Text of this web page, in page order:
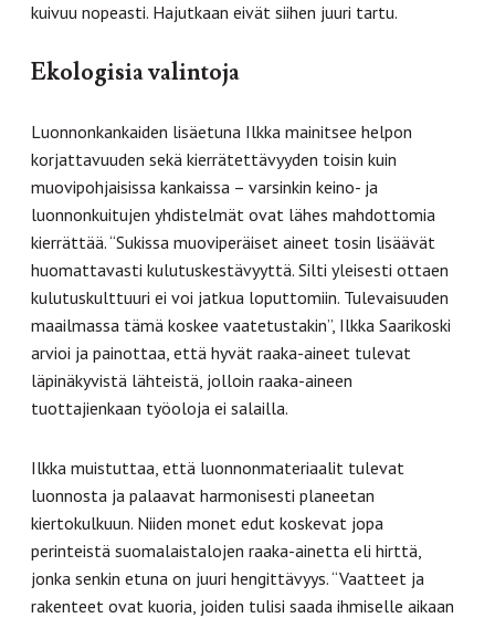
kuivuu nopeasti. Hajutkaan eivät siihen juuri tartu.
Ekologisia valintoja
Luonnonkankaiden lisäetuna Ilkka mainitsee helpon
korjattavuuden sekä kierrätettävyyden toisin kuin
muovipohjaisissa kankaissa – varsinkin keino- ja
luonnonkuitujen yhdistelmät ovat lähes mahdottomia
kierrättää. “Sukissa muoviperäiset aineet tosin lisäävät
huomattavasti kulutuskestävyyttä. Silti yleisesti ottaen
kulutuskulttuuri ei voi jatkua loputtomiin. Tulevaisuuden
maailmassa tämä koskee vaatetustakin”, Ilkka Saarikoski
arvioi ja painottaa, että hyvät raaka-aineet tulevat
läpinäkyvistä lähteistä, jolloin raaka-aineen
tuottajienkaan työoloja ei salailla.
Ilkka muistuttaa, että luonnonmateriaalit tulevat
luonnosta ja palaavat harmonisesti planeetan
kiertokulkuun. Niiden monet edut koskevat jopa
perinteistä suomalaistalojen raaka-ainetta eli hirttä,
jonka senkin etuna on juuri hengittävyys. “Vaatteet ja
rakenteet ovat kuoria, joiden tulisi saada ihmiselle aikaan